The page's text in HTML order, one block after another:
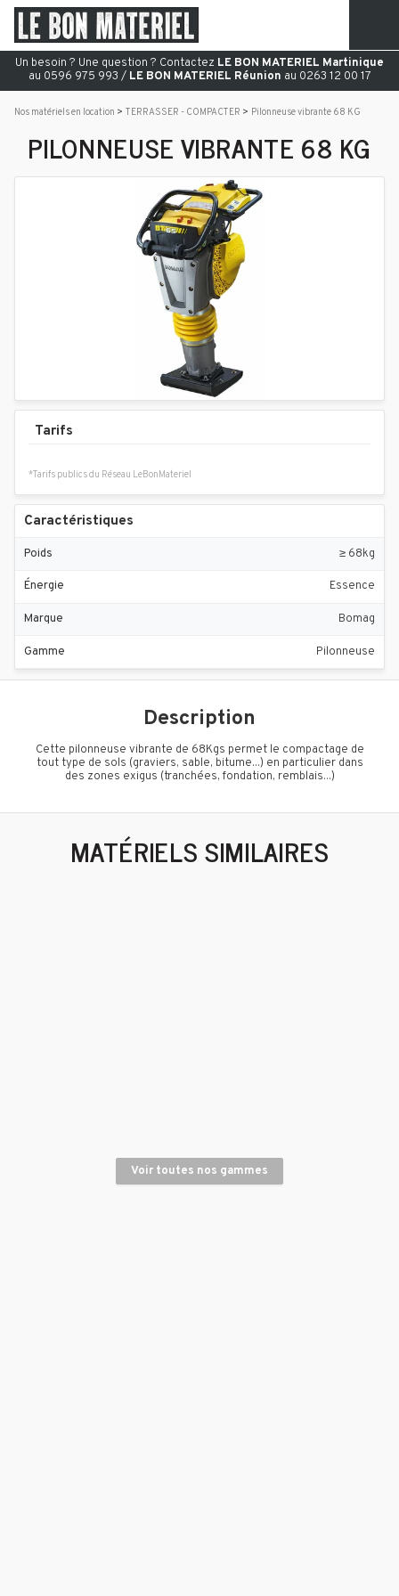
Un besoin ? Une question ? Contactez LE BON MATERIEL Martinique
au 0596 975 993 / LE BON MATERIEL Réunion au 0263 12 00 17
Nos matériels en location TERRASSER - COMPACTER Pilonneuse vibrante 68 KG
PILONNEUSE VIBRANTE 68 KG
Caractéristiques
Poids ≥ 68kg
Énergie Essence
Marque Bomag
Gamme Pilonneuse
Tarifs
*Tarifs publics du Réseau LeBonMateriel
Description
Cette pilonneuse vibrante de 68Kgs permet le compactage de
tout type de sols (graviers, sable, bitume...) en particulier dans
des zones exigus (tranchées, fondation, remblais...)
MATÉRIELS SIMILAIRES
Rouleau tandem Compacteur 1,20 m - 2,7 T
Voir toutes nos gammes